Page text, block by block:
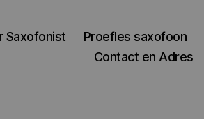
Saxofonist Proefles saxofoon
Contact en Adres